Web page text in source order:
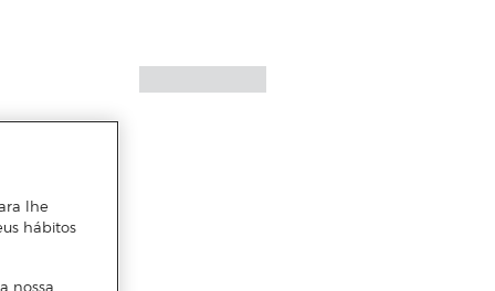
lhe
hábitos
nossa